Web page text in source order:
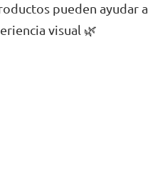
pueden ayudar
visual 🌿